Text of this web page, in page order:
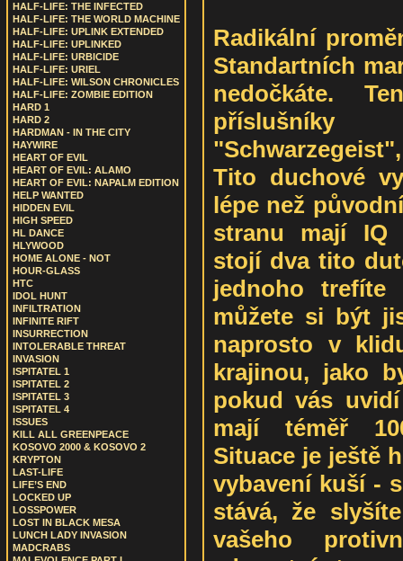
HALF-LIFE: THE INFECTED
HALF-LIFE: THE WORLD MACHINE
HALF-LIFE: UPLINK EXTENDED
HALF-LIFE: UPLINKED
HALF-LIFE: URBICIDE
HALF-LIFE: URIEL
HALF-LIFE: WILSON CHRONICLES
HALF-LIFE: ZOMBIE EDITION
HARD 1
HARD 2
HARDMAN - IN THE CITY
HAYWIRE
HEART OF EVIL
HEART OF EVIL: ALAMO
HEART OF EVIL: NAPALM EDITION
HELP WANTED
HIDDEN EVIL
HIGH SPEED
HL DANCE
HLYWOOD
HOME ALONE - NOT
HOUR-GLASS
HTC
IDOL HUNT
INFILTRATION
INFINITE RIFT
INSURRECTION
INTOLERABLE THREAT
INVASION
ISPITATEL 1
ISPITATEL 2
ISPITATEL 3
ISPITATEL 4
ISSUES
KILL ALL GREENPEACE
KOSOVO 2000 & KOSOVO 2
KRYPTON
LAST-LIFE
LIFE’S END
LOCKED UP
LOSSPOWER
LOST IN BLACK MESA
LUNCH LADY INVASION
MADCRABS
Radikální
Standartních
nedočkáte.
Tito duchové
lépe než
stranu mají IQ
stojí dva tito
jednoho trefíte
můžete si být
naprosto v
krajinou, jako
pokud vás
mají téměř
Situace je ještě
vybavení kuší -
stává, že
vašeho